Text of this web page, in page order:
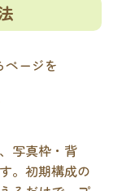
ージを
写真枠・背
。初期構成の